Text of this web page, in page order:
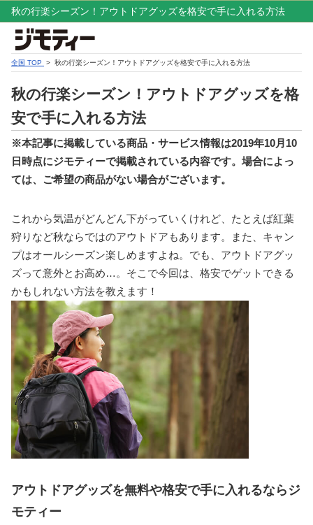
秋の行楽シーズン！アウトドアグッズを格安で手に入れる方法
全国 TOP > 秋の行楽シーズン！アウトドアグッズを格安で手に入れる方法
秋の行楽シーズン！アウトドアグッズを格
安で手に入れる方法
※本記事に掲載している商品・サービス情報は2019年10月10
日時点にジモティーで掲載されている内容です。場合によっ
ては、ご希望の商品がない場合がございます。
これから気温がどんどん下がっていくけれど、たとえば紅葉
狩りなど秋ならではのアウトドアもあります。また、キャン
プはオールシーズン楽しめますよね。でも、アウトドアグッ
ズって意外とお高め…。そこで今回は、格安でゲットできる
かもしれない方法を教えます！
アウトドアグッズを無料や格安で手に入れるならジ
モティー